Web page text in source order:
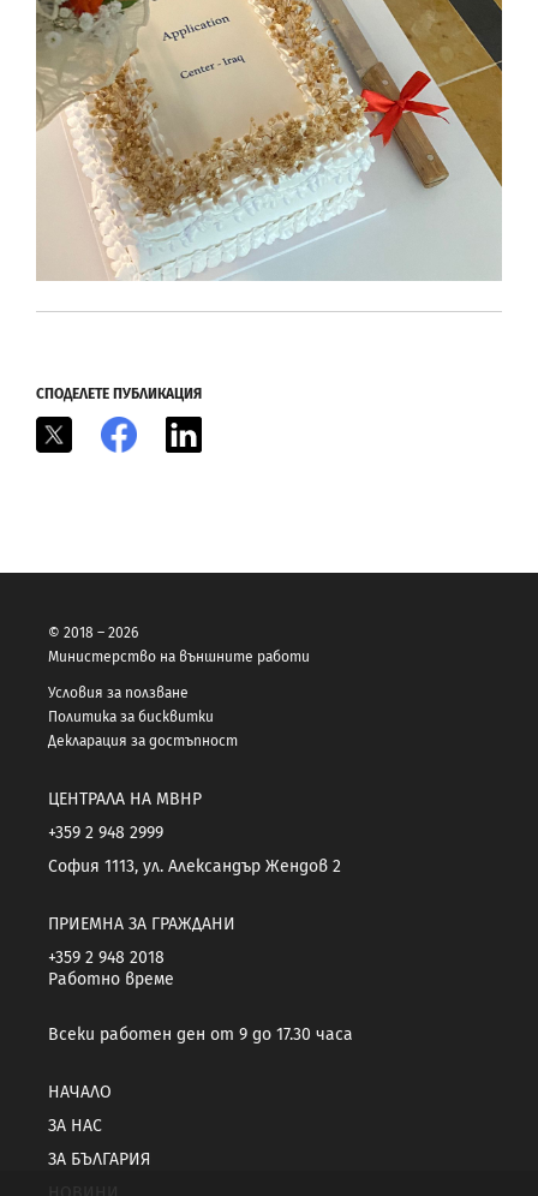
СПОДЕЛЕТЕ ПУБЛИКАЦИЯ
Facebook
© 2018 – 2026
Министерство на външните работи
Условия за ползване
Политика за бисквитки
Декларация за достъпност
ЦЕНТРАЛА НА МВНР
+359 2 948 2999
София 1113, ул. Александър Жендов 2
ПРИЕМНА ЗА ГРАЖДАНИ
+359 2 948 2018
Работно време
Всеки работен ден от 9 до 17.30 часа
НАЧАЛО
ЗА НАС
ЗА БЪЛГАРИЯ